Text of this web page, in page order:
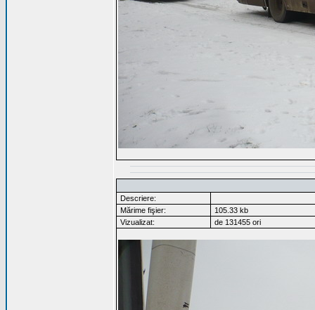
Descriere:
Mărime fişier:
105.33 kb
Vizualizat:
de 131455 ori